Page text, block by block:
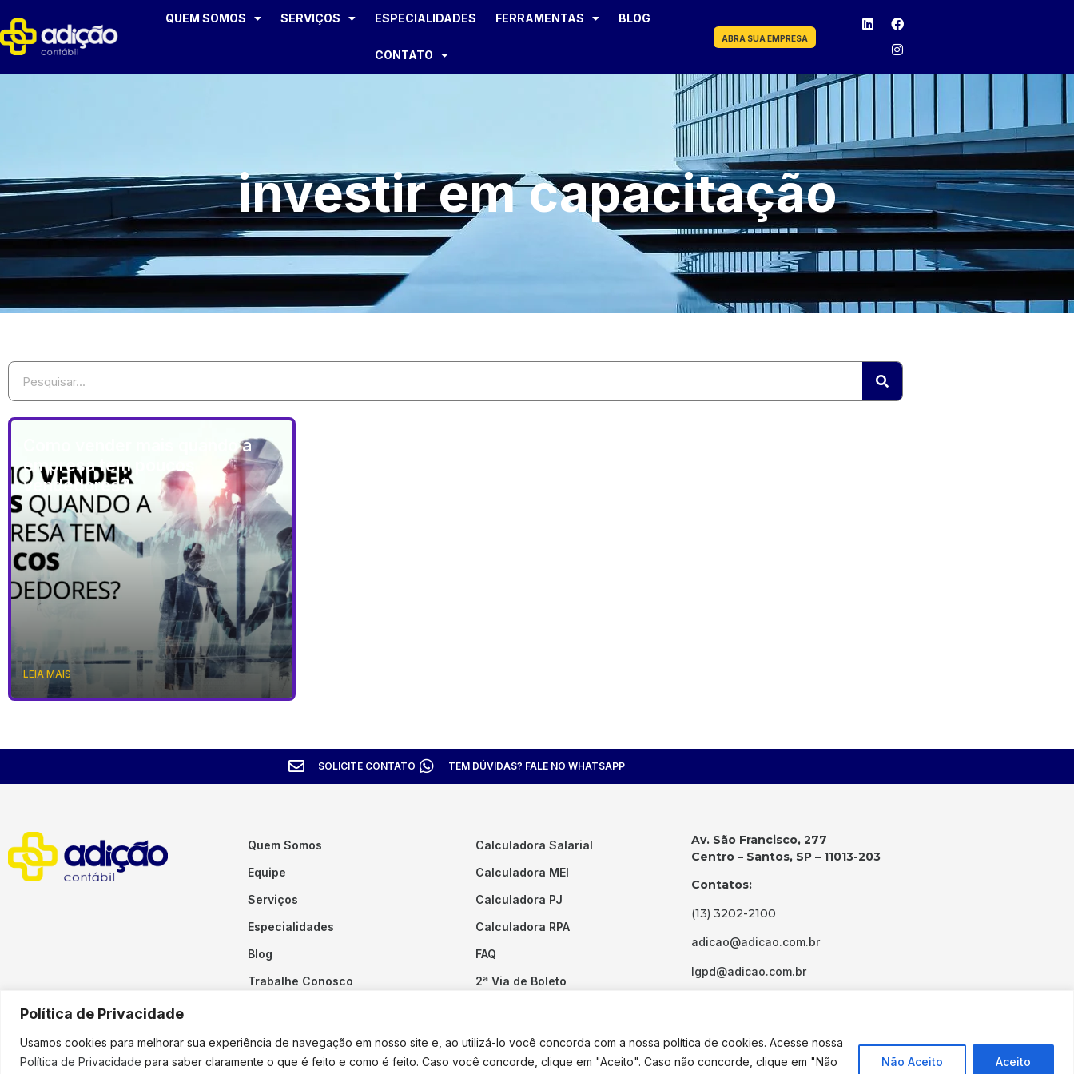
Política de Privacidade
Usamos cookies para melhorar sua experiência de navegação em nosso site e, ao utilizá-lo você concorda com a nossa política de cookies. Acesse nossa
Política de Privacidade para saber claramente o que é feito e como é feito. Caso você concorde, clique em "Aceito". Caso não concorde, clique em "Não
Não Aceito Aceito
QUEM SOMOS SERVIÇOS ESPECIALIDADES FERRAMENTAS BLOG
CONTATO
ABRA SUA EMPRESA
investir em capacitação
Como vender mais quando a
empresa tem poucos
vendedores?
LEIA MAIS
SOLICITE CONTATO TEM DÚVIDAS? FALE NO WHATSAPP
Quem Somos
Equipe
Serviços
Especialidades
Blog
Trabalhe Conosco
Calculadora Salarial
Calculadora MEI
Calculadora PJ
Calculadora RPA
FAQ
2ª Via de Boleto
Av. São Francisco, 277
Centro – Santos, SP – 11013-203
Contatos:
(13) 3202-2100
adicao@adicao.com.br
lgpd@adicao.com.br